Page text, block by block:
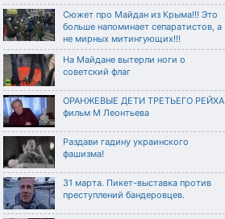
Сюжет про Майдан из Крыма!!! Это
больше напоминает сепаратистов, а
не мирных митингующих!!!
На Майдане вытерли ноги о
советский флаг
ОРАНЖЕВЫЕ ДЕТИ ТРЕТЬЕГО РЕЙХА
фильм М Леонтьева
Раздави гадину украинского
фашизма!
31 марта. Пикет-выставка против
преступлений бандеровцев.